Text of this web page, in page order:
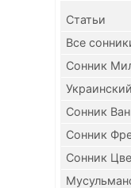
Cтатьи
Все
Сонник
Сонник
Сонник
Сонник